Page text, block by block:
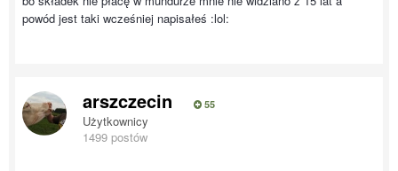
powód jest taki wcześniej napisałeś :lol:
arszczecin 55
Użytkownicy
1499 postów